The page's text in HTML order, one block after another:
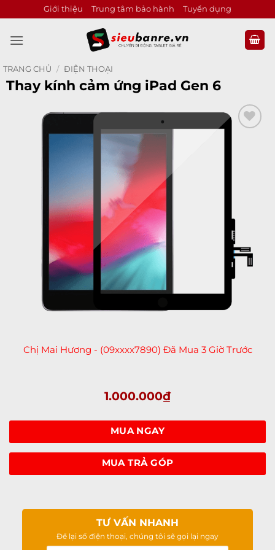
qua
nội
Giới thiệu Trung tâm bảo hành Tuyển dụng
TRANG CHỦ / ĐIỆN THOẠI
Thay kính cảm ứng iPad Gen 6
Chị Mai Hương - (09xxxx7890) Đã Mua 3 Giờ Trước
Chị.Bích Vy - (09xxxx7444) Đã Mua 18 Giờ Trước
Anh. Khoa - (08xxxx5333) Đã Mua 1 Giờ Trước
Anh. Quang - (09xxxx9646) Đã Mua 6 Giờ Trước
Anh. Vũ Thanh Tú - (09xxxx8891) Đã Mua 2 Giờ Trước
Anh. Hoàn - (09xxxx6495) Đã Mua 4 Giờ Trước
Anh. Phú Lê - (09xxxx2210) Đã Mua 6 Giờ Trước
Chị. Cẩm Bào - (09xxxx0111) Đã Mua Hôm Qua
Chị. Kim Thị Thu Hiền - (09xxxx0789) Đã Mua Sáng Nay
1.000.000₫
MUA NGAY
MUA TRẢ GÓP
TƯ VẤN NHANH
Để lại số điện thoại, chúng tôi sẽ gọi lại ngay